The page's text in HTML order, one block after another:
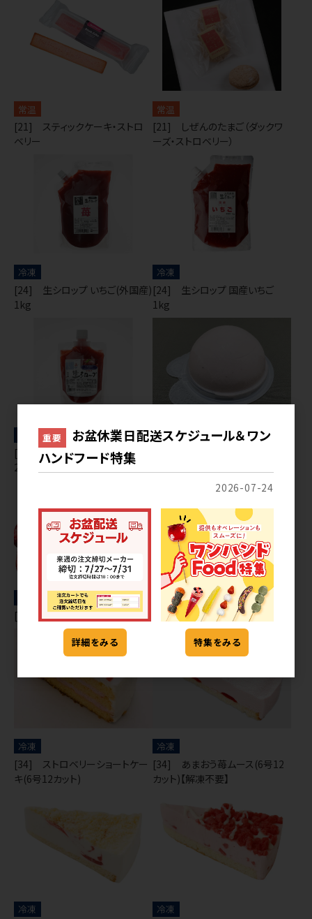
常温
[21] スティックケーキ・ストロ
ベリー
常温
[21] しぜんのたまご（ダックワ
ーズ・ストロベリー）
冷凍
[24] 生シロップ いちご(外国産)
1kg
冷凍
[24] 生シロップ 国産いちご
1kg
[24] 生シロップ 国産いちご
250g
アイス
[26] れんにゅう入りいちご
アイス
[28] アイスもなかいちご
冷凍
[34] ストロベリーショートケー
キ(6号12カット)
冷凍
[34] あまおう苺ムース(6号12
カット)【解凍不要】
冷凍 冷凍
重要
お盆休業日配送スケジュール＆ワン
ハンドフード特集
2026-07-24
詳細をみる 特集をみる